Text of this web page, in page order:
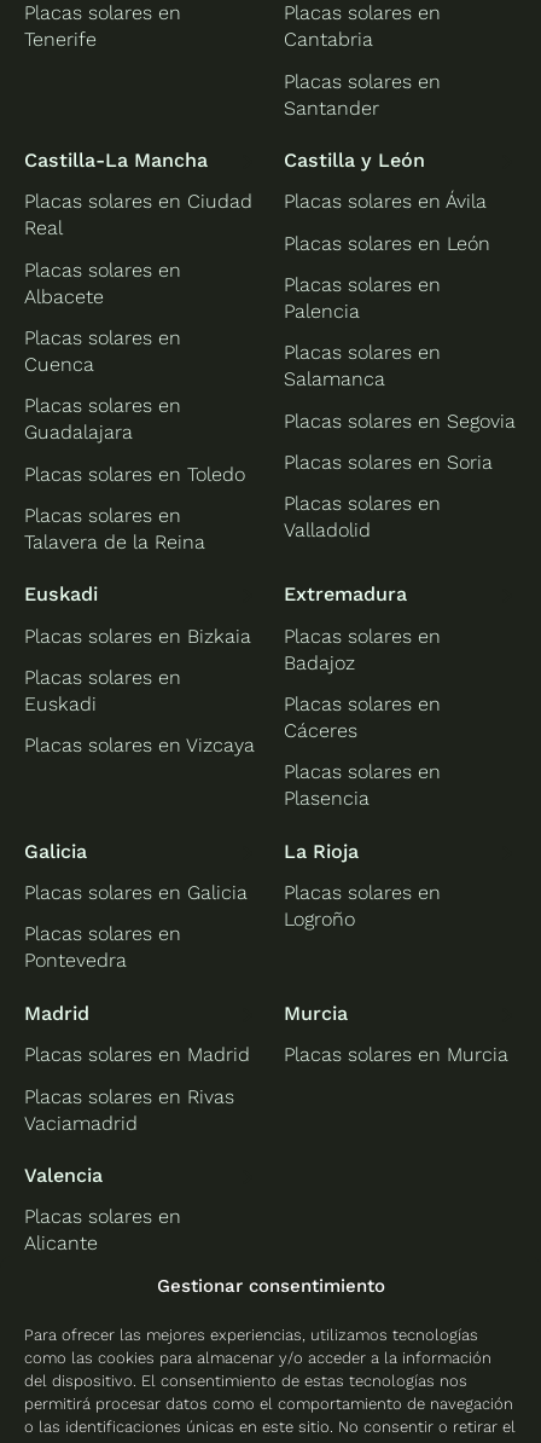
Gestionar consentimiento
Para ofrecer las mejores experiencias, utilizamos tecnologías
como las cookies para almacenar y/o acceder a la información
del dispositivo. El consentimiento de estas tecnologías nos
permitirá procesar datos como el comportamiento de navegación
o las identificaciones únicas en este sitio. No consentir o retirar el
Placas solares en
Tenerife
Placas solares en
Cantabria
Placas solares en
Santander
Castilla-La Mancha
Placas solares en Ciudad
Real
Placas solares en
Albacete
Placas solares en
Cuenca
Placas solares en
Guadalajara
Placas solares en Toledo
Placas solares en
Talavera de la Reina
Castilla y León
Placas solares en Ávila
Placas solares en León
Placas solares en
Palencia
Placas solares en
Salamanca
Placas solares en Segovia
Placas solares en Soria
Placas solares en
Valladolid
Euskadi
Placas solares en Bizkaia
Placas solares en
Euskadi
Placas solares en Vizcaya
Extremadura
Placas solares en
Badajoz
Placas solares en
Cáceres
Placas solares en
Plasencia
Galicia
Placas solares en Galicia
Placas solares en
Pontevedra
La Rioja
Placas solares en
Logroño
Madrid
Placas solares en Madrid
Placas solares en Rivas
Vaciamadrid
Murcia
Placas solares en Murcia
Valencia
Placas solares en
Alicante
Placas solares en
Placas solares en
Valencia